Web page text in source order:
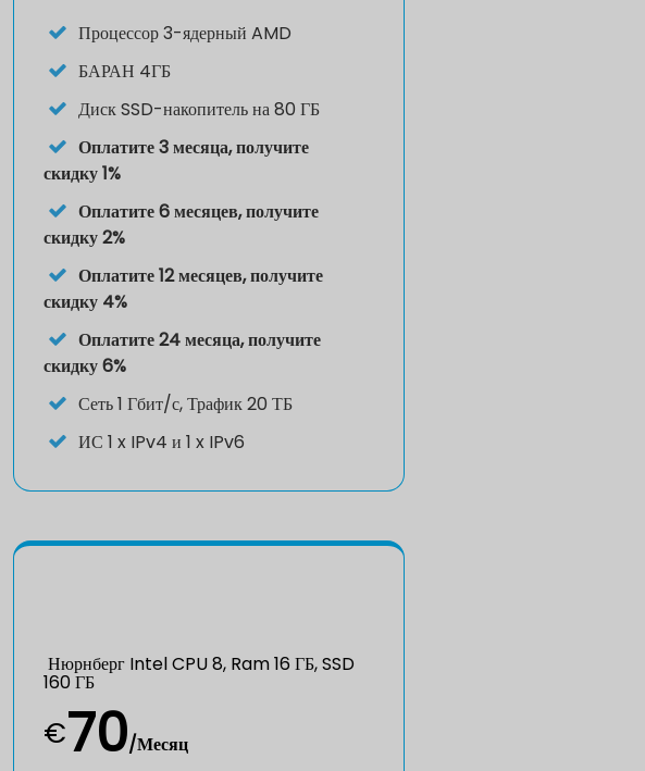
Процессор3-ядерный AMD
БАРАН 4ГБ
ДискSSD-накопитель на 80 ГБ
Оплатите 3 месяца, получите
скидку 1%
Оплатите 6 месяцев, получите
скидку 2%
Оплатите 12 месяцев, получите
скидку 4%
Оплатите 24 месяца, получите
скидку 6%
Сеть 1 Гбит/с, Трафик 20 ТБ
ИС1 x IPv4 и 1 x IPv6
Нюрнберг Intel CPU 8, Ram 16 ГБ, SSD
160 ГБ
€70/Месяц